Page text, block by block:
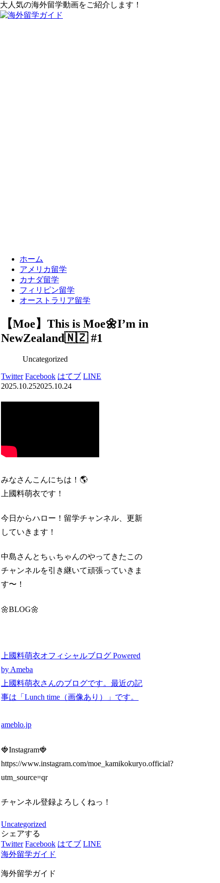
大人気の海外留学動画をご紹介します！
ホーム
アメリカ留学
カナダ留学
フィリピン留学
オーストラリア留学
【Moe】This is Moe🌼I’m in
NewZealand🇳🇿 #1
Uncategorized
Twitter Facebook はてブ LINE
2025.10.252025.10.24
みなさんこんにちは！🌎
上國料萌衣です！
今日からハロー！留学チャンネル、更新
していきます！
中島さんとちぃちゃんのやってきたこの
チャンネルを引き継いて頑張っていきま
す〜！
🌼BLOG🌼
上國料萌衣オフィシャルブログ Powered
by Ameba
上國料萌衣さんのブログです。最近の記
事は「Lunch time（画像あり）」です。
ameblo.jp
🍓Instagram🍓
https://www.instagram.com/moe_kamikokuryo.official?
utm_source=qr
チャンネル登録よろしくねっ！
Uncategorized
シェアする
Twitter Facebook はてブ LINE
海外留学ガイド
海外留学ガイド